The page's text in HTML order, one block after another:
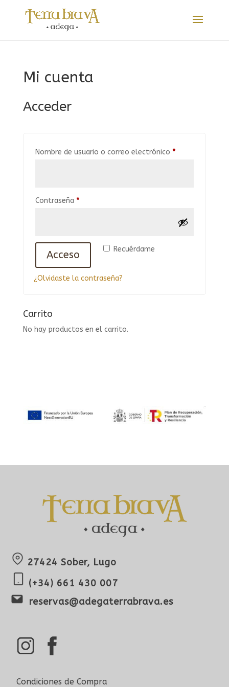
Mi cuenta
Acceder
Nombre de usuario o correo electrónico *Obligatorio
Contraseña *Obligatorio
Recuérdame
Acceso
¿Olvidaste la contraseña?
Carrito
No hay productos en el carrito.
27424 Sober, Lugo
(+34) 661 430 007
reservas@adegaterrabrava.es
Condiciones de Compra